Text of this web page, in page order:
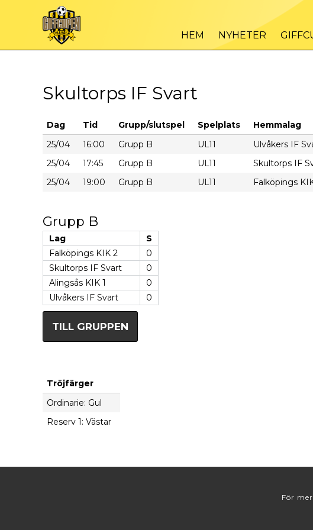
HEM NYHETER
Skultorps IF Svart
Dag Tid Grupp/slutspel Spelplats Hemmalag
25/04
16:00 Grupp B UL11 Ulvåkers IF
25/04
17:45 Grupp B UL11 Skultorps IF
25/04
19:00 Grupp B UL11 Falköpings
Grupp B
Lag
S
Falköpings KIK 2
0
Skultorps IF Svart
0
Alingsås KIK 1
0
Ulvåkers IF Svart
0
TILL GRUPPEN
Tröjfärger
Ordinarie: Gul
Reserv 1: Västar
För